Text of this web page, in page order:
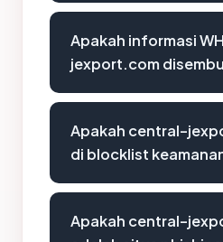
Apakah informasi
jexport.com
Apakah central-
di blocklist
Apakah central-